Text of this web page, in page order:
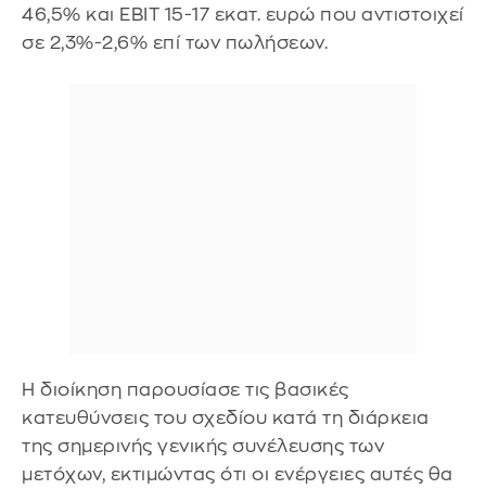
46,5% και EBIT 15-17 εκατ. ευρώ που αντιστοιχεί
σε 2,3%-2,6% επί των πωλήσεων.
Η διοίκηση παρουσίασε τις βασικές
κατευθύνσεις του σχεδίου κατά τη διάρκεια
της σημερινής γενικής συνέλευσης των
μετόχων, εκτιμώντας ότι οι ενέργειες αυτές θα